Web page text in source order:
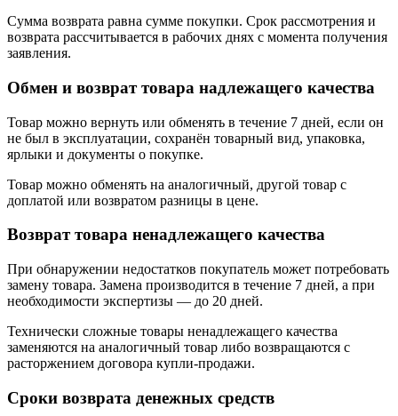
Сумма возврата равна сумме покупки. Срок рассмотрения и
возврата рассчитывается в рабочих днях с момента получения
заявления.
Обмен и возврат товара надлежащего качества
Товар можно вернуть или обменять в течение 7 дней, если он
не был в эксплуатации, сохранён товарный вид, упаковка,
ярлыки и документы о покупке.
Товар можно обменять на аналогичный, другой товар с
доплатой или возвратом разницы в цене.
Возврат товара ненадлежащего качества
При обнаружении недостатков покупатель может потребовать
замену товара. Замена производится в течение 7 дней, а при
необходимости экспертизы — до 20 дней.
Технически сложные товары ненадлежащего качества
заменяются на аналогичный товар либо возвращаются с
расторжением договора купли-продажи.
Сроки возврата денежных средств